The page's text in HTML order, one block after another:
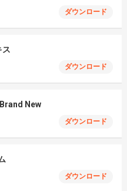
ダウンロード
ス
ダウンロード
New
ダウンロード
ダウンロード